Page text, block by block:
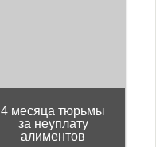
4 месяца тюрьмы
за неуплату
алиментов